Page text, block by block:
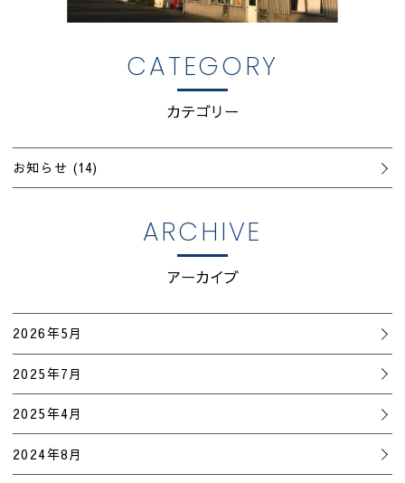
CATEGORY
カテゴリー
お知らせ (14)
ARCHIVE
アーカイブ
2026年5月
2025年7月
2025年4月
2024年8月